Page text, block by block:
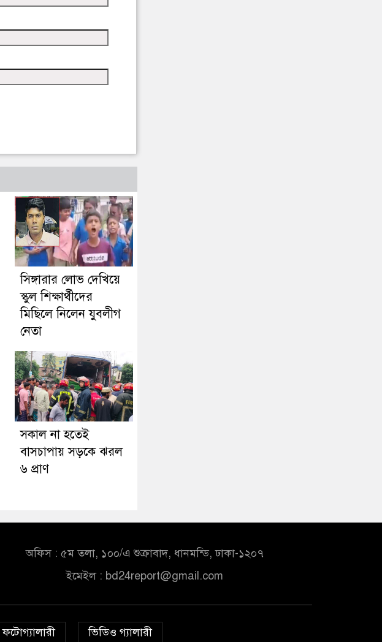
সিঙ্গারার লোভ দেখিয়ে
স্কুল শিক্ষার্থীদের
মিছিলে নিলেন যুবলীগ
নেতা
সকাল না হতেই
বাসচাপায় সড়কে ঝরল
৬ প্রাণ
অফিস : ৫ম তলা, ১০০/এ শুক্রাবাদ, ধানমন্ডি, ঢাকা-১২০৭
ইমেইল : bd24report@gmail.com
ফটোগ্যালারী ভিডিও গ্যালারী